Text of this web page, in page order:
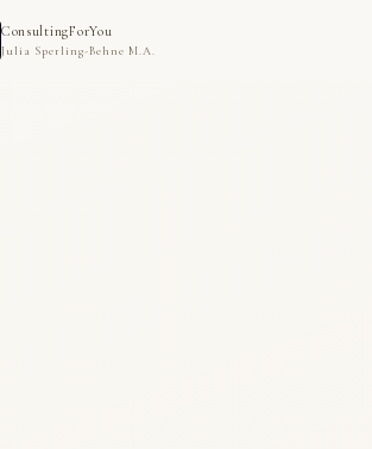
ConsultingForYou
Julia Sperling-Behne M.A.